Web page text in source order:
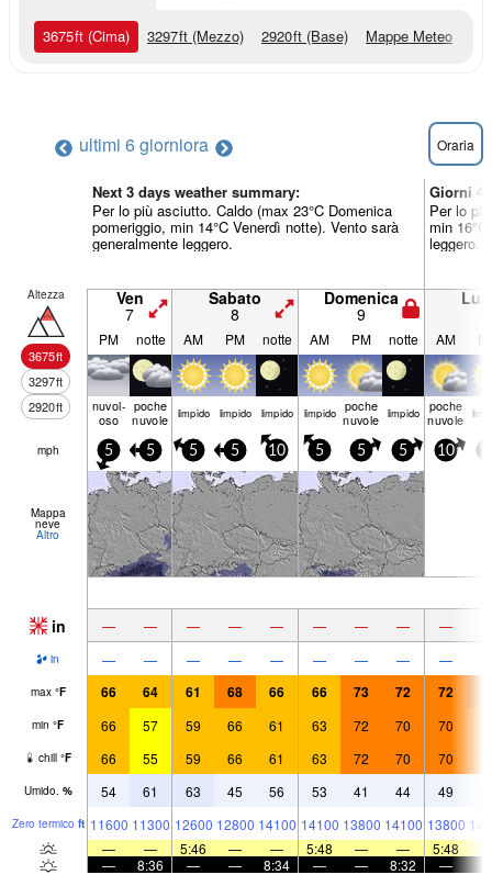
3675ft (Cima) 3297ft (Mezzo) 2920ft (Base) Mappe Meteo
ultimi 6 giorniora Oraria
Next 3 days weather summary:
Per lo più asciutto. Caldo (max 23°C Domenica
pomeriggio, min 14°C Venerdì notte). Vento sarà
generalmente leggero.
Giorni
Per lo
min
leggero.
Altezza
3675ft
3297ft
2920ft
Ven
7
Sabato
8
Domenica
9
PM notte AM PM notte AM PM notte AM
nuvol-
oso
poche
nuvole limp­ido limp­ido limp­ido limp­ido poche
nuvole limp­ido poche
nuvole
mph 5 5 5 5 10 5 5 5 10
Mappa
neve
Altro
in — — — — — — — — —
in — — — — — — — — —
max °F 66 64 61 68 66 66 73 72 72
min °F 66 57 59 66 61 63 72 70 70
chill °F 66 55 59 66 61 63 72 70 70
Umido. % 54 61 63 45 56 53 41 44 49
Zero termico ft 11600 11300 12600 12800 14100 14100 13800 14100 13800
—
— 5:46 — — 5:48 — — 5:48
—
8:36 — — 8:34 — — 8:32 —